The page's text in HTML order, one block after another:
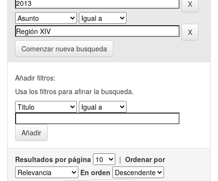
Comenzar nueva busqueda
Añadir filtros:
Usa los filtros para afinar la busqueda.
Resultados por página | Ordenar por
En orden